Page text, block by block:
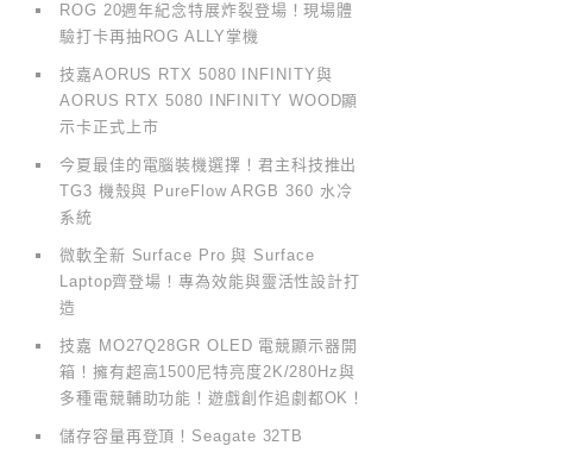
ROG 20週年紀念特展炸裂登場！現場體
驗打卡再抽ROG ALLY掌機
技嘉AORUS RTX 5080 INFINITY與
AORUS RTX 5080 INFINITY WOOD顯
示卡正式上市
今夏最佳的電腦裝機選擇！君主科技推出
TG3 機殼與 PureFlow ARGB 360 水冷
系統
微軟全新 Surface Pro 與 Surface
Laptop齊登場！專為效能與靈活性設計打
造
技嘉 MO27Q28GR OLED 電競顯示器開
箱！擁有超高1500尼特亮度2K/280Hz與
多種電競輔助功能！遊戲創作追劇都OK！
儲存容量再登頂！Seagate 32TB